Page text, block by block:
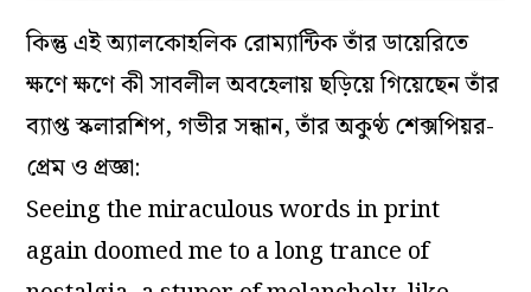
কিন্তু এই অ্যালকোহলিক রোম্যান্টিক তাঁর ডায়েরিতে
ক্ষণে ক্ষণে কী সাবলীল অবহেলায় ছড়িয়ে গিয়েছেন তাঁর
ব্যাপ্ত স্কলারশিপ, গভীর সন্ধান, তাঁর অকুণ্ঠ শেক্সপিয়র-
প্রেম ও প্রজ্ঞা:
Seeing the miraculous words in print
again doomed me to a long trance of